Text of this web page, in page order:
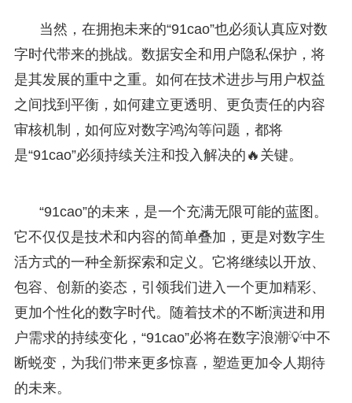
当然，在拥抱未来的“91cao”也必须认真应对数
字时代带来的挑战。数据安全和用户隐私保护，将
是其发展的重中之重。如何在技术进步与用户权益
之间找到平衡，如何建立更透明、更负责任的内容
审核机制，如何应对数字鸿沟等问题，都将
是“91cao”必须持续关注和投入解决的🔥关键。
“91cao”的未来，是一个充满无限可能的蓝图。
它不仅仅是技术和内容的简单叠加，更是对数字生
活方式的一种全新探索和定义。它将继续以开放、
包容、创新的姿态，引领我们进入一个更加精彩、
更加个性化的数字时代。随着技术的不断演进和用
户需求的持续变化，“91cao”必将在数字浪潮💡中不
断蜕变，为我们带来更多惊喜，塑造更加令人期待
的未来。